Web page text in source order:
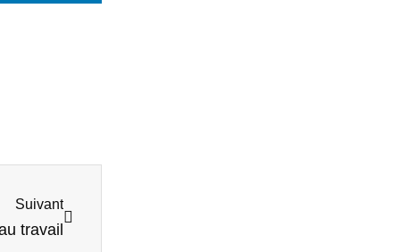
Suivant
travail